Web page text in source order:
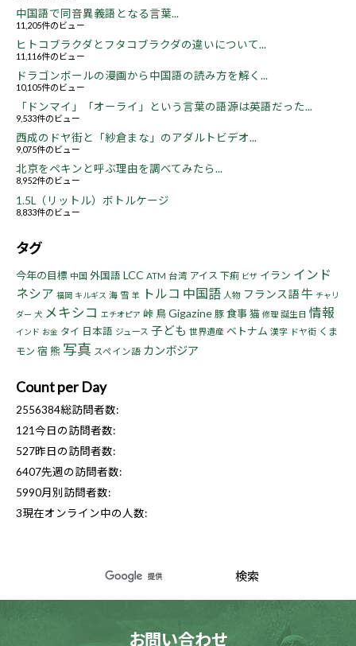
中国語で同音異義語となる言葉...
11,205件のビュー
ヒトコブラクダとフタコブラクダの違いについて...
11,116件のビュー
ドラゴンボールの漫画から中国語の読み方を解く...
10,105件のビュー
「ドンマイ」「オーライ」という言葉の語源は英語だった...
9,533件のビュー
西成のドヤ街と「紗倉まな」のアダルトビデオ...
9,075件のビュー
北京をペキンと呼ぶ理由を調べてみたら...
8,952件のビュー
1.5L（リットル）ボトルケージ
8,833件のビュー
タグ
今年の目標 中国 外国語 LCC ATM 台湾 アイス 下痢 ビザ イラン インド
ネシア 福岡 キルギス 海 雪 羊 トルコ 中国語 人物 フランス語牛 チャリ
ダー 犬 メキシコ エチオピア 峠 鳥Gigazine 豚 食事猫 修理 誕生日 情報
インド お金 タイ 日本語 ジュース 子ども 世界遺産 ベトナム 漢字 ドヤ街 くま
モン 宿 熊 写真 スペイン語 カンボジア
Count per Day
2556384総訪問者数:
121今日の訪問者数:
527昨日の訪問者数:
6407先週の訪問者数:
5990月別訪問者数:
3現在オンライン中の人数:
お問い合わせ